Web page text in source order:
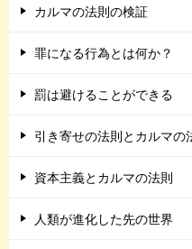
カルマの法則の検証
罪になる行為とは何か？
罰は避けることができる
引き寄せの法則とカルマの
資本主義とカルマの法則
人類が進化した先の世界